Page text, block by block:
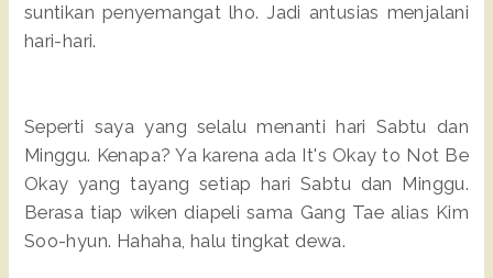
suntikan penyemangat lho. Jadi antusias menjalani
hari-hari.
Seperti saya yang selalu menanti hari Sabtu dan
Minggu. Kenapa? Ya karena ada It's Okay to Not Be
Okay yang tayang setiap hari Sabtu dan Minggu.
Berasa tiap wiken diapeli sama Gang Tae alias Kim
Soo-hyun. Hahaha, halu tingkat dewa.